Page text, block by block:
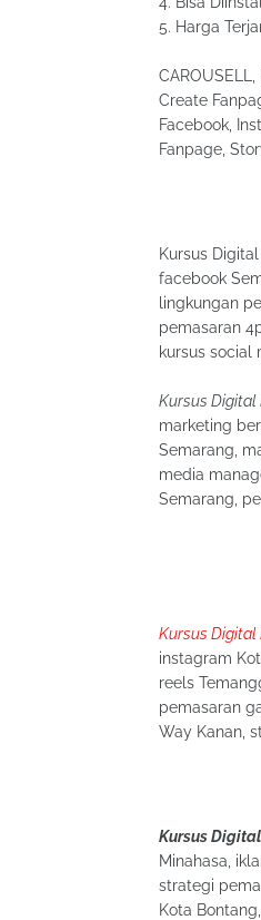
5. Harga
Create
Facebook,
Fanpage,
Kursus
facebook
lingkungan
pemasaran
kursus social
Kursus Digital
marketing
Semarang,
media
Semarang,
Kursus Digital
instagram
reels
pemasaran
Way Kanan,
Kursus
Minahasa,
strategi
Kota